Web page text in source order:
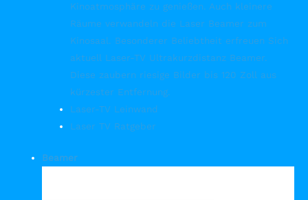
Kinoatmosphäre zu genießen. Auch kleinere
Räume verwandeln die Laser Beamer zum
Kinosaal. Besonderer Beliebtheit erfreuen Sich
aktuell Laser-TV Ultrakurzdistanz Beamer.
Diese zaubern riesige Bilder bis 120 Zoll aus
kürzester Entfernung.
Laser-TV Leinwand
Laser TV Ratgeber
Beamer